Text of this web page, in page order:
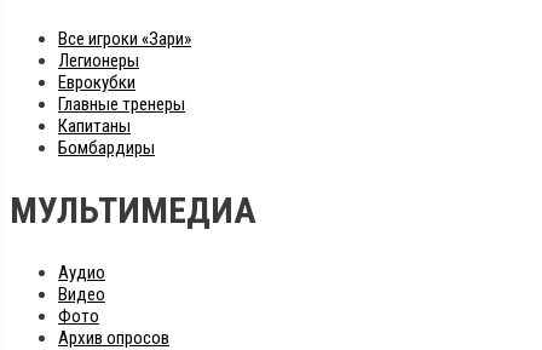
Все игроки «Зари»
Легионеры
Еврокубки
Главные тренеры
Капитаны
Бомбардиры
МУЛЬТИМЕДИА
Аудио
Видео
Фото
Архив опросов